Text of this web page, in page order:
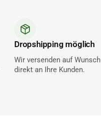
Dropshipping möglich
Wir versenden auf Wunsch
direkt an Ihre Kunden.